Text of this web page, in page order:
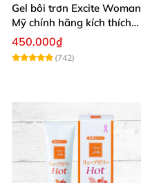
Gel bôi trơn Excite Woman
Mỹ chính hãng kích thích
khoái cảm nữ
450.000₫
(742)